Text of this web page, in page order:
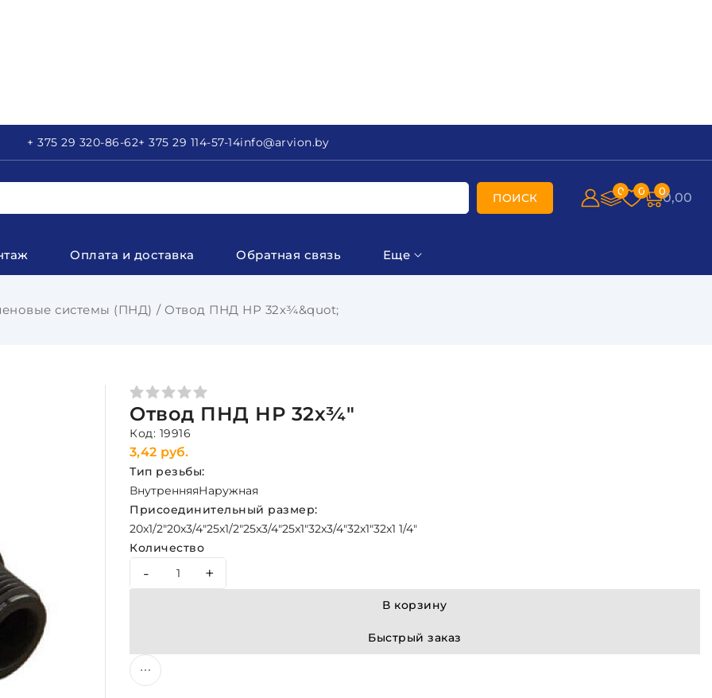
+ 375 29 320-86-62+ 375 29 114-57-14info@arvion.by
ПОИСК 0 0 00,00
Оплата и доставка Обратная связь Еще
системы (ПНД) Отвод ПНД НР 32х¾&quot;
Отвод ПНД НР 32х¾"
Код: 19916
3,42 руб.
Тип резьбы:
ВнутренняяНаружная
Присоединительный размер:
20x1/2"20x3/4"25x1/2"25x3/4"25x1"32x3/4"32x1"32x1 1/4"
Количество
- +
В корзину
Быстрый заказ